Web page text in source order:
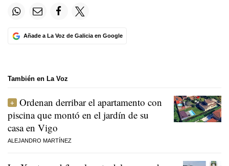
Añade a La Voz de Galicia en Google
También en La Voz
Ordenan derribar el apartamento con
piscina que montó en el jardín de su
casa en Vigo
ALEJANDRO MARTÍNEZ